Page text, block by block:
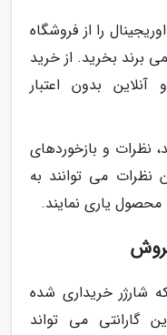
را از فروشگاه
برند بخرید. از خرید
بدون اعتبار
نظرات و بازخوردهای
نظرات می توانند به
محصول یاری نمایند.
شارژر خریداری شده
گارانتی می تواند